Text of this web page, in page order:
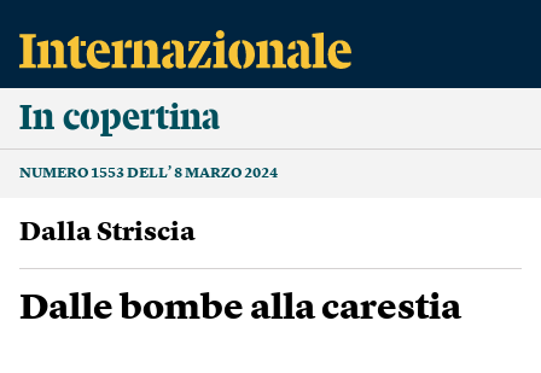
In copertina
NUMERO 1553 DELL’ 8 MARZO 2024
Dalla Striscia
Dalle bombe alla carestia